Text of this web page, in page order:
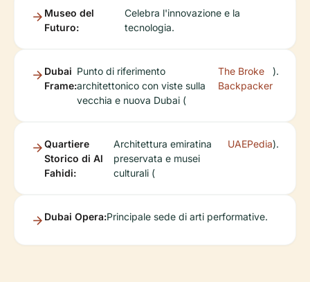
Museo del
Futuro:
Celebra l'innovazione e la
tecnologia.
Dubai
Frame:
Punto di riferimento
architettonico con viste sulla
vecchia e nuova Dubai (
The Broke
Backpacker
).
Quartiere
Storico di Al
Fahidi:
Architettura emiratina
preservata e musei
culturali (
UAEPedia).
Dubai Opera:Principale sede di arti performative.